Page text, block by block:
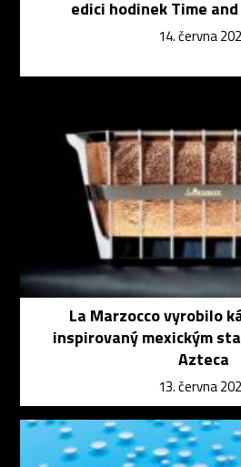
edici hodinek Time
14. června
La Marzocco vyrobilo
inspirovaný mexickým
Azteca
13. června